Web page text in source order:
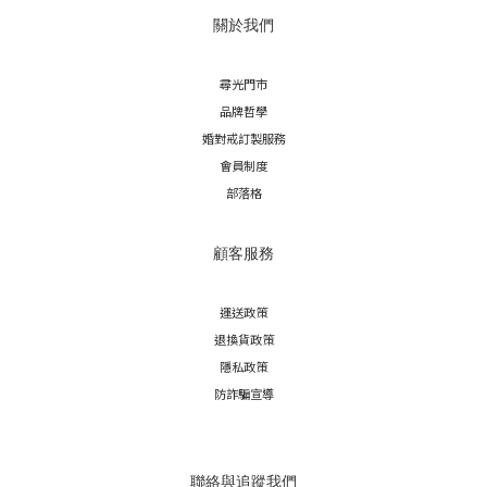
關於我們
尋光門市
品牌哲學
婚對戒訂製服務
會員制度
部落格
顧客服務
運送政策
退換貨政策
隱私政策
防詐騙宣導
聯絡與追蹤我們